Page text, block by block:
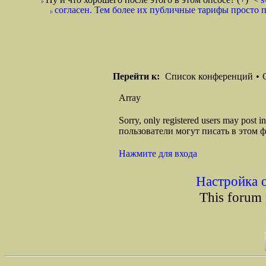
согласен. Тем более их публичные тарифы
Перейти к: Список конференций •
Array
Sorry, only registered users may post
пользователи могут писать в этом
Нажмите для входа
Настройка
This